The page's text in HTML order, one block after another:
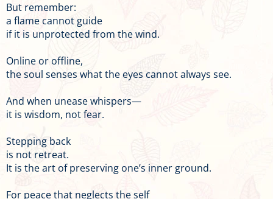
But remember:
a flame cannot guide
if it is unprotected from the wind.
Online or offline,
the soul senses what the eyes cannot always see.
And when unease whispers—
it is wisdom, not fear.
Stepping back
is not retreat.
It is the art of preserving one’s inner ground.
For peace that neglects the self